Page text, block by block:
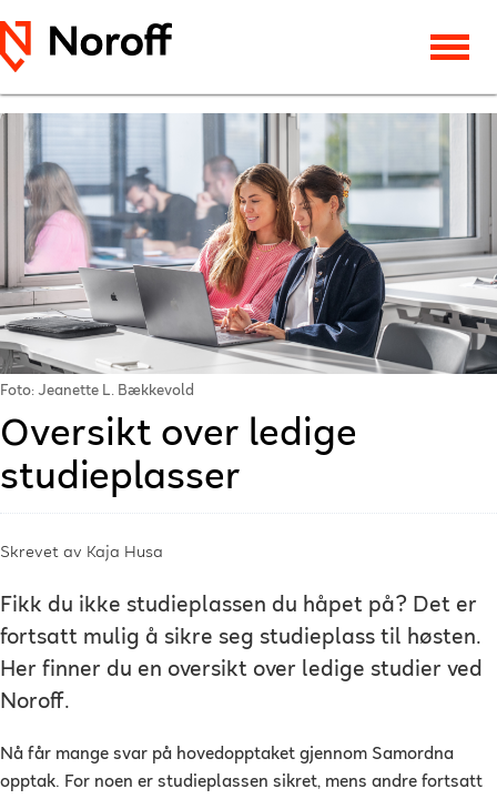
Foto: Jeanette L. Bækkevold
Oversikt over ledige
studieplasser
Skrevet av Kaja Husa
Fikk du ikke studieplassen du håpet på? Det er
fortsatt mulig å sikre seg studieplass til høsten.
Her finner du en oversikt over ledige studier ved
Noroff.
Nå får mange svar på hovedopptaket gjennom Samordna
opptak. For noen er studieplassen sikret, mens andre fortsatt